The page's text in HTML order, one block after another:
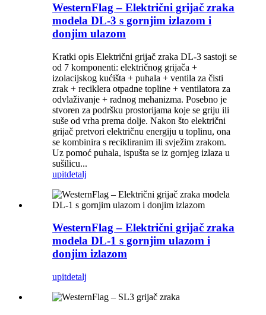
WesternFlag – Električni grijač zraka
modela DL-3 s gornjim izlazom i
donjim ulazom
Kratki opis Električni grijač zraka DL-3 sastoji se
od 7 komponenti: električnog grijača +
izolacijskog kućišta + puhala + ventila za čisti
zrak + reciklera otpadne topline + ventilatora za
odvlaživanje + radnog mehanizma. Posebno je
stvoren za podršku prostorijama koje se griju ili
suše od vrha prema dolje. Nakon što električni
grijač pretvori električnu energiju u toplinu, ona
se kombinira s recikliranim ili svježim zrakom.
Uz pomoć puhala, ispušta se iz gornjeg izlaza u
sušilicu...
upitdetalj
WesternFlag – Električni grijač zraka
modela DL-1 s gornjim ulazom i
donjim izlazom
upitdetalj